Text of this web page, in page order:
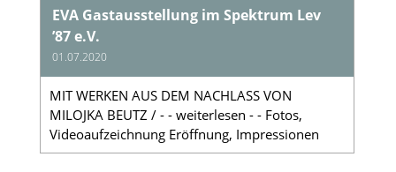
EVA Gastausstellung im Spektrum Lev
’87 e.V.
01.07.2020
MIT WERKEN AUS DEM NACHLASS VON
MILOJKA BEUTZ / - - weiterlesen - - Fotos,
Videoaufzeichnung Eröffnung, Impressionen